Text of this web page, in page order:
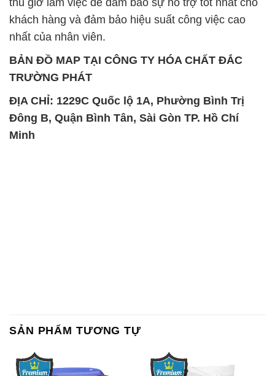
khách hàng và đảm bảo hiệu suất công việc cao
nhất của nhân viên.
BẢN ĐỒ MAP TẠI CÔNG TY HÓA CHẤT ĐẮC
TRƯỜNG PHÁT
ĐỊA CHỈ: 1229C Quốc lộ 1A, Phường Bình Trị
Đông B, Quận Bình Tân, Sài Gòn TP. Hồ Chí
Minh
SẢN PHẨM TƯƠNG TỰ